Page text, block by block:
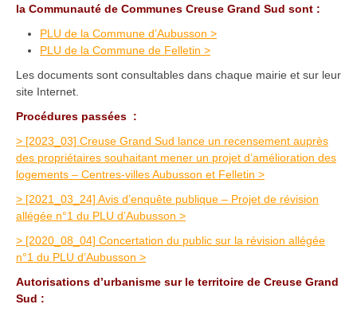
la Communauté de Communes Creuse Grand Sud sont :
PLU de la Commune d’Aubusson >
PLU de la Commune de Felletin >
Les documents sont consultables dans chaque mairie et sur leur
site Internet.
Procédures passées :
> [2023_03] Creuse Grand Sud lance un recensement auprès
des propriétaires souhaitant mener un projet d’amélioration des
logements – Centres-villes Aubusson et Felletin >
> [2021_03_24] Avis d’enquête publique – Projet de révision
allégée n°1 du PLU d’Aubusson >
> [2020_08_04] Concertation du public sur la révision allégée
n°1 du PLU d’Aubusson >
Autorisations d’urbanisme sur le territoire de Creuse Grand
Sud :